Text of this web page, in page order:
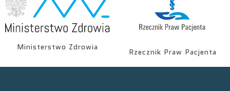
Ministerstwo Zdrowia
Rzecznik Praw Pacjenta